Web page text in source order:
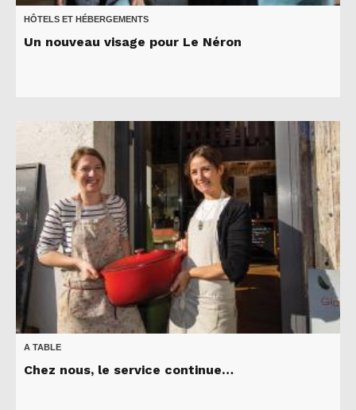
HÔTELS ET HÉBERGEMENTS
Un nouveau visage pour Le Néron
A TABLE
Chez nous, le service continue…